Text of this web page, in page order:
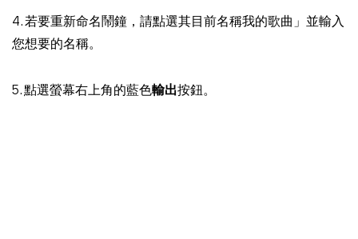
4. 若要重新命名鬧鐘，請點選其目前名稱我的歌曲」並輸入
您想要的名稱。
5. 點選螢幕右上角的藍色輸出按鈕。